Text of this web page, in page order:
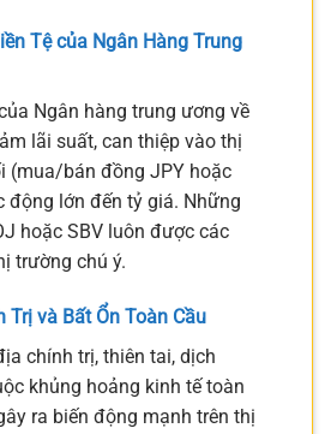
Tệ của Ngân Hàng Trung
Ngân hàng trung ương về
lãi suất, can thiệp vào thị
(mua/bán đồng JPY hoặc
động lớn đến tỷ giá. Những
hoặc SBV luôn được các
trường chú ý.
Trị và Bất Ổn Toàn Cầu
chính trị, thiên tai, dịch
khủng hoảng kinh tế toàn
ra biến động mạnh trên thị